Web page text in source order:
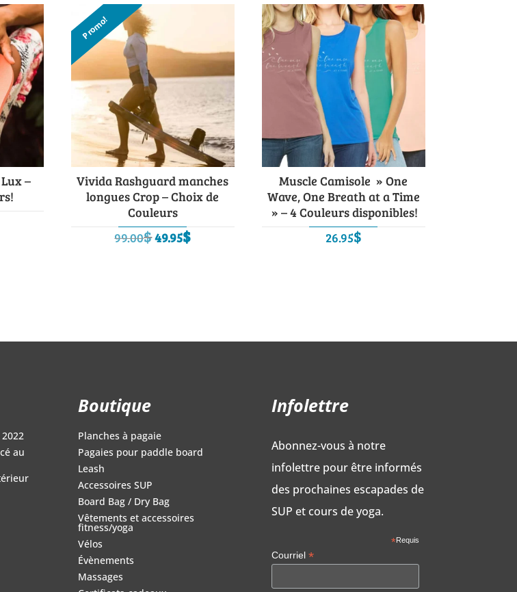
–
Promo!
Vivida Rashguard manches
longues Crop – Choix de
Couleurs
99.00$Le
49.95$Le
Muscle Camisole » One
Wave, One Breath at a Time
» – 4 Couleurs disponibles!
26.95$
au
Boutique
Planches à pagaie
Pagaies pour paddle board
Leash
Accessoires SUP
Board Bag / Dry Bag
Vêtements et accessoires
fitness/yoga
Vélos
Évènements
Massages
Infolettre
Abonnez-vous à notre
infolettre pour être informés
des prochaines escapades de
SUP et cours de yoga.
*Requis
Courriel*